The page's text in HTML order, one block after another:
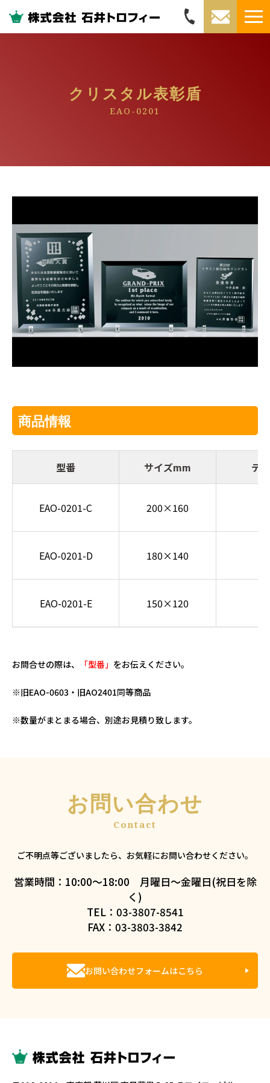
クリスタル表彰盾
EAO-0201
商品情報
型番 サイズmm デ
EAO-0201-C 200×160
EAO-0201-D 180×140
EAO-0201-E 150×120
お問合せの際は、 「型番」 をお伝えください。
※旧EAO-0603・旧AO2401同等商品
※数量がまとまる場合、別途お見積り致します。
お問い合わせ
ご不明点等ございましたら、お気軽にお問い合わせください。
営業時間：10:00～18:00 月曜日～金曜日(祝日を除
く)
TEL：03-3807-8541
FAX：03-3803-3842
お問い合わせフォームはこちら